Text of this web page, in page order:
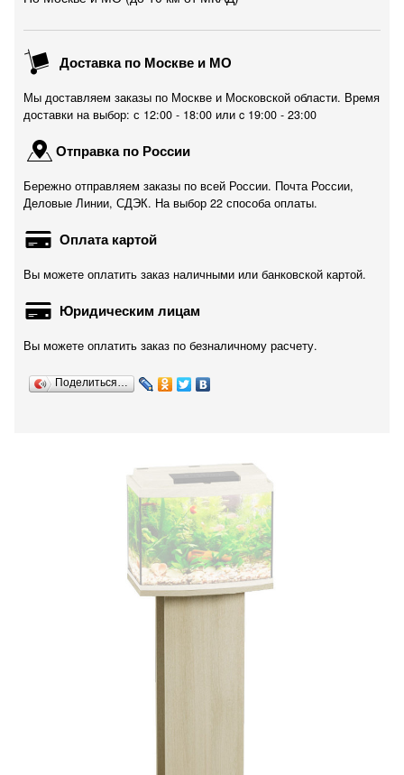
Доставка по Москве и МО
Мы доставляем заказы по Москве и Московской области. Время
доставки на выбор: с 12:00 - 18:00 или c 19:00 - 23:00
Отправка по России
Бережно отправляем заказы по всей России. Почта России,
Деловые Линии, СДЭК. На выбор 22 способа оплаты.
Оплата картой
Вы можете оплатить заказ наличными или банковской картой.
Юридическим лицам
Вы можете оплатить заказ по безналичному расчету.
Поделиться…